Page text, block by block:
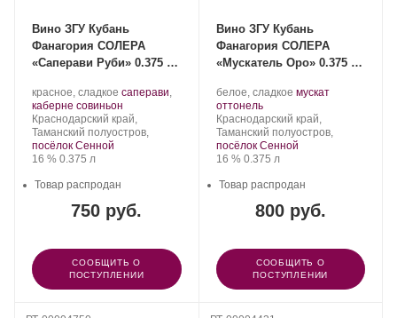
Вино ЗГУ Кубань
Фанагория СОЛЕРА
«Саперави Руби» 0.375 л
Производитель:
Фанагория.
красное, сладкое .
Сорт
винограда:
саперави,
каберне совиньон
Регион:
Краснодарский край,
Таманский полуостров,
посёлок Сенной
Крепость
16 %. Объем
0.375 л
750 руб.
Товар распродан
СООБЩИТЬ О
ПОСТУПЛЕНИИ
Вино ЗГУ Кубань
Фанагория СОЛЕРА
«Мускатель Оро» 0.375 л,
Производитель:
Фанагория.
белое, сладкое .
винограда:
мускат
оттонель.
Регион:
Краснодарский край,
Таманский полуостров,
посёлок Сенной
Крепость
16 %. Объем
0.375 л
800 руб.
Товар распродан
СООБЩИТЬ О
ПОСТУПЛЕНИИ